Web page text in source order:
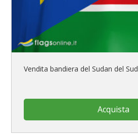
Vendita bandiera del Sudan del Sud
Acquista